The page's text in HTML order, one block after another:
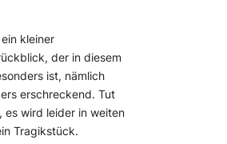
kleiner
der in diesem
ist, nämlich
erschreckend. Tut
es wird leider in weiten
Tragikstück.